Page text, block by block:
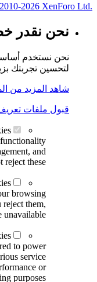
2026 XenForo Ltd.
نحن نقدر
نحن نستخدم
لتحسين تجربتك
شاهد المزيد من
قبول ملفات تعريف
and
these.
browsing
reject them,
to power
service
or
purposes.